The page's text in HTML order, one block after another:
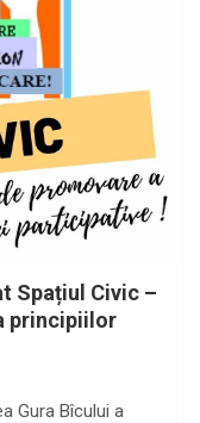
Spațiul Civic –
principiilor
Gura Bîcului a